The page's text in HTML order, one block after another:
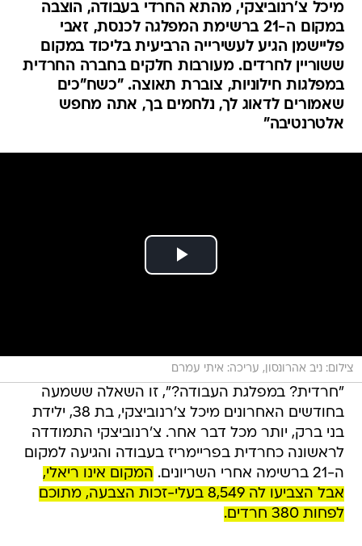
מיכל צ'רנוביצקי, מהתא החרדי בעבודה, הוצבה
במקום ה-21 ברשימת המפלגה לכנסת, זאבי
פליישמן הגיע לעשירייה הרביעית בליכוד במקום
ששוריין לחרדים. מעורבות חלקים בחברה החרדית
במפלגות חילוניות, צוברת תאוצה. "כשח"כים
שאמורים לדאוג לך, נלחמים בך, אתה מחפש
אלטרנטיבה"
צילום: ניב אהרונסון, עריכה: איתי עמרם
"חרדית? במפלגת העבודה?", זו השאלה ששמעה
בחודשים האחרונים מיכל צ'רנוביצקי, בת 38, ילידת
בני ברק, יותר מכל דבר אחר. צ'רנוביצקי התמודדה
לראשונה כחרדית בפריימריז בעבודה והגיעה למקום
ה-21 ברשימה אחרי השריונים.
המקום אינו ריאלי,
אבל הצביעו לה 8,549 בעלי-זכות הצבעה, מתוכם
לפחות 380 חרדים.